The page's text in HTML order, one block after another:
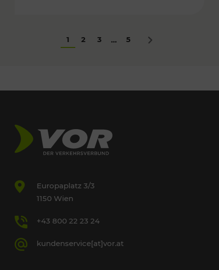
1 2 3 ... 5 Nächstes
Europaplatz 3/3
1150 Wien
+43 800 22 23 24
kundenservice[at]vor.at